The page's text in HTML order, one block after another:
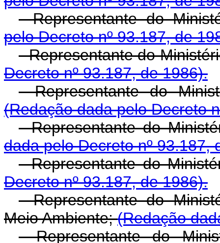
- Representante do
pelo Decreto nº 93.187, de
- Representante do
Decreto nº 93.187, de 1986).
- Representante do
(Redação dada pelo Decreto
- Representante do
dada pelo Decreto nº 93.187,
- Representante do
Decreto nº 93.187, de 1986).
- Representante do
Meio Ambiente;(Redação
- Representante do